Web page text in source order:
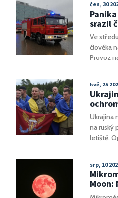
nyní se
čen, 30
srazil
stál
Ve
člověka
Provoz
kvě, 25
také
Ukrajina
na ruský
letiště.
k
Útoky
srp, 10
Moon:
úplněk